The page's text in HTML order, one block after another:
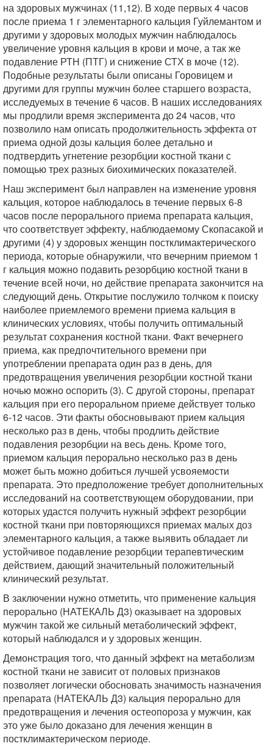
на здоровых мужчинах (11,12). В ходе первых 4 часов
после приема 1 г элементарного кальция Гуйлемантом и
другими у здоровых молодых мужчин наблюдалось
увеличение уровня кальция в крови и моче, а так же
подавление РТН (ПТГ) и снижение СТХ в моче (12).
Подобные результаты были описаны Горовицем и
другими для группы мужчин более старшего возраста,
исследуемых в течение 6 часов. В наших исследованиях
мы продлили время эксперимента до 24 часов, что
позволило нам описать продолжительность эффекта от
приема одной дозы кальция более детально и
подтвердить угнетение резорбции костной ткани с
помощью трех разных биохимических показателей.
Наш эксперимент был направлен на изменение уровня
кальция, которое наблюдалось в течение первых 6-8
часов после перорального приема препарата кальция,
что соответствует эффекту, наблюдаемому Скопасакой и
другими (4) у здоровых женщин постклимактерического
периода, которые обнаружили, что вечерним приемом 1
г кальция можно подавить резорбцию костной ткани в
течение всей ночи, но действие препарата закончится на
следующий день. Открытие послужило толчком к поиску
наиболее приемлемого времени приема кальция в
клинических условиях, чтобы получить оптимальный
результат сохранения костной ткани. Факт вечернего
приема, как предпочтительного времени при
употреблении препарата один раз в день, для
предотвращения увеличения резорбции костной ткани
ночью можно оспорить (3). С другой стороны, препарат
кальция при его пероральном приеме действует только
6-12 часов. Эти факты обосновывают прием кальция
несколько раз в день, чтобы продлить действие
подавления резорбции на весь день. Кроме того,
приемом кальция перорально несколько раз в день
может быть можно добиться лучшей усвояемости
препарата. Это предположение требует дополнительных
исследований на соответствующем оборудовании, при
которых удастся получить нужный эффект резорбции
костной ткани при повторяющихся приемах малых доз
элементарного кальция, а также выявить обладает ли
устойчивое подавление резорбции терапевтическим
действием, дающий значительный положительный
клинический результат.
В заключении нужно отметить, что применение кальция
перорально (НАТЕКАЛЬ Д3) оказывает на здоровых
мужчин такой же сильный метаболический эффект,
который наблюдался и у здоровых женщин.
Демонстрация того, что данный эффект на метаболизм
костной ткани не зависит от половых признаков
позволяет логически обосновать значимость назначения
препарата (НАТЕКАЛЬ Д3) кальция перорально для
предотвращения и лечения остеопороза у мужчин, как
это уже было доказано для лечения женщин в
постклимактерическом периоде.